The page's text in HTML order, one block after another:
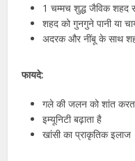
1 चम्मच शुद्ध जैविक शहद
शहद को गुनगुने पानी या
अदरक और नींबू के साथ
फायदे:
गले की जलन को शांत
इम्यूनिटी बढ़ाता है
खांसी का प्राकृतिक इलाज